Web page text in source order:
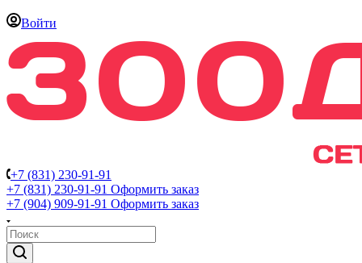
Войти
+7 (831) 230-91-91
+7 (831) 230-91-91 Оформить заказ
+7 (904) 909-91-91 Оформить заказ